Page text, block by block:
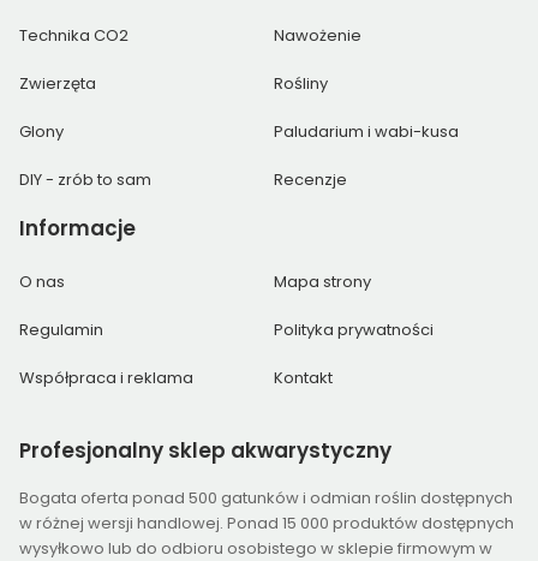
Technika CO2 Nawożenie
Zwierzęta Rośliny
Glony Paludarium i wabi-kusa
DIY - zrób to sam Recenzje
Informacje
O nas Mapa strony
Regulamin Polityka prywatności
Współpraca i reklama Kontakt
Profesjonalny sklep akwarystyczny
Bogata oferta ponad 500 gatunków i odmian roślin dostępnych
w różnej wersji handlowej. Ponad 15 000 produktów dostępnych
wysyłkowo lub do odbioru osobistego w sklepie firmowym w